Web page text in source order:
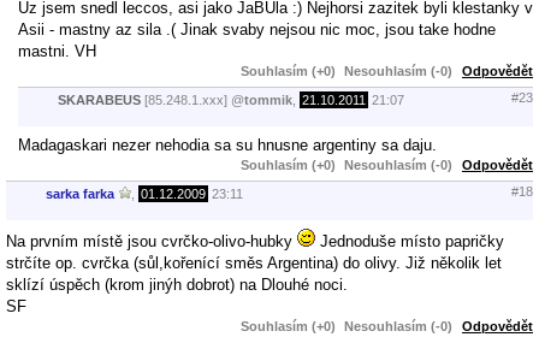
Uz jsem snedl leccos, asi jako JaBUla :) Nejhorsi zazitek byli klestanky v
Asii - mastny az sila .( Jinak svaby nejsou nic moc, jsou take hodne
mastni. VH
Souhlasím (+0) Nesouhlasím (-0) Odpovědět
SKARABEUS [85.248.1.xxx] @tommik 21.10.2011 21:07 #23
Madagaskari nezer nehodia sa su hnusne argentiny sa daju.
Souhlasím (+0) Nesouhlasím (-0) Odpovědět
sarka farka 01.12.2009 23:11 #18
Na prvním místě jsou cvrčko-olivo-hubky
Jednoduše místo papričky
strčíte op. cvrčka (sůl,kořenící směs Argentina) do olivy. Již několik let
sklízí úspěch (krom jinýh dobrot) na Dlouhé noci.
SF
Souhlasím (+0) Nesouhlasím (-0) Odpovědět